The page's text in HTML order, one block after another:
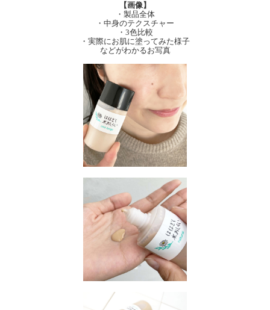
【画像】
・製品全体
・中身のテクスチャー
・3色比較
・実際にお肌に塗ってみた様子
などがわかるお写真